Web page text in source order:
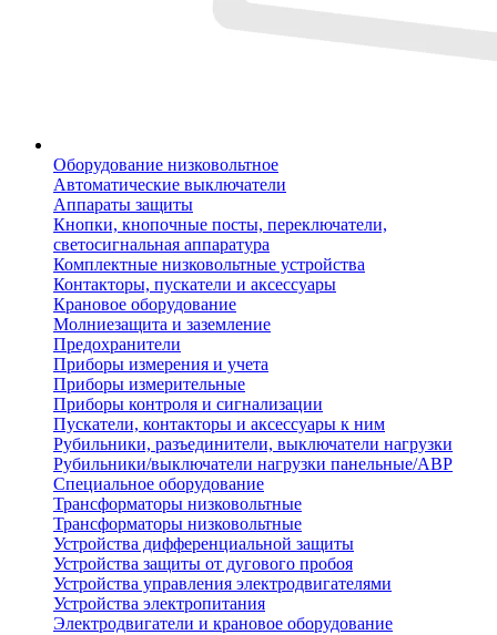
Оборудование низковольтное
Автоматические выключатели
Аппараты защиты
Кнопки, кнопочные посты, переключатели,
светосигнальная аппаратура
Комплектные низковольтные устройства
Контакторы, пускатели и аксессуары
Крановое оборудование
Молниезащита и заземление
Предохранители
Приборы измерения и учета
Приборы измерительные
Приборы контроля и сигнализации
Пускатели, контакторы и аксессуары к ним
Рубильники, разъединители, выключатели нагрузки
Рубильники/выключатели нагрузки панельные/АВР
Специальное оборудование
Трансформаторы низковольтные
Трансформаторы низковольтные
Устройства дифференциальной защиты
Устройства защиты от дугового пробоя
Устройства управления электродвигателями
Устройства электропитания
Электродвигатели и крановое оборудование